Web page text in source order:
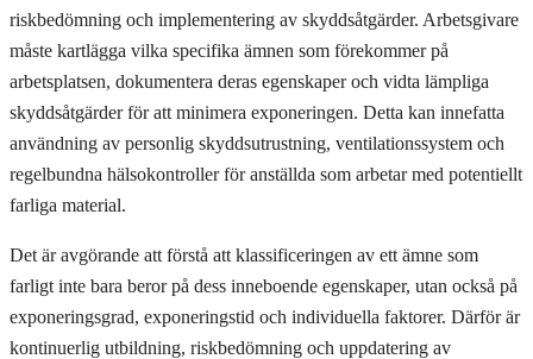
riskbedömning och implementering av skyddsåtgärder. Arbetsgivare
måste kartlägga vilka specifika ämnen som förekommer på
arbetsplatsen, dokumentera deras egenskaper och vidta lämpliga
skyddsåtgärder för att minimera exponeringen. Detta kan innefatta
användning av personlig skyddsutrustning, ventilationssystem och
regelbundna hälsokontroller för anställda som arbetar med potentiellt
farliga material.
Det är avgörande att förstå att klassificeringen av ett ämne som
farligt inte bara beror på dess inneboende egenskaper, utan också på
exponeringsgrad, exponeringstid och individuella faktorer. Därför är
kontinuerlig utbildning, riskbedömning och uppdatering av